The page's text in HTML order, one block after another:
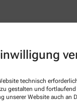
technisch
gestalten und
unserer Website auch an
Zuzahlung haben,